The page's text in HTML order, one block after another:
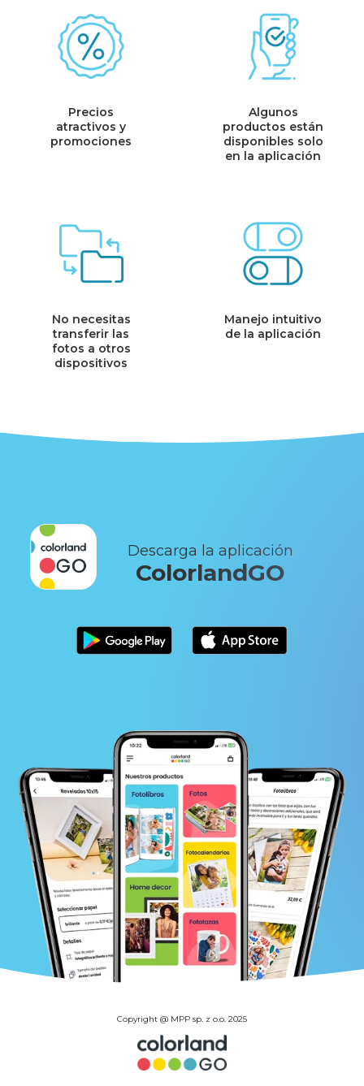
Precios
atractivos y
promociones
Algunos
productos están
disponibles solo
en la aplicación
No necesitas
transferir las
fotos a otros
dispositivos
Manejo intuitivo
de la aplicación
Descarga la aplicación
ColorlandGO
Copyright @ MPP sp. z o.o. 2025